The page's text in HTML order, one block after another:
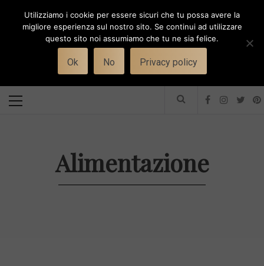
Toggle
WORK-WIFE
Il magazine per le donne che lavorano
Menu
Alimentazione
Utilizziamo i cookie per essere sicuri che tu possa avere la
migliore esperienza sul nostro sito. Se continui ad utilizzare
questo sito noi assumiamo che tu ne sia felice.
Ok No Privacy policy